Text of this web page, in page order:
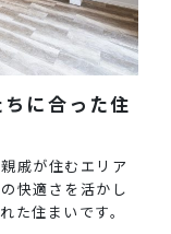
に合った住
戚が住むエリア
快適さを活かし
た住まいです。